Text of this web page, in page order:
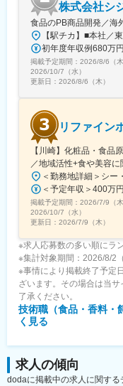
株式会社シ
食品のPB商品開発／海
掲載予定期間： 2026/8/6（木
2026/10/7（水）
更新日： 2026/8/6（木）
リファイン
【川崎】化粧品・食品
／地域活性+食や美容
掲載予定期間： 2026/7/9（木
2026/10/7（水）
更新日： 2026/7/9（木）
※求人応募数の多い順にラ
※集計対象期間：2026/8/2
※事情により掲載終了予定
ざいます。その場合は当
了承ください。
技術職（食品・香料・
く見る
求人の傾向
dodaに掲載中の求人に関する